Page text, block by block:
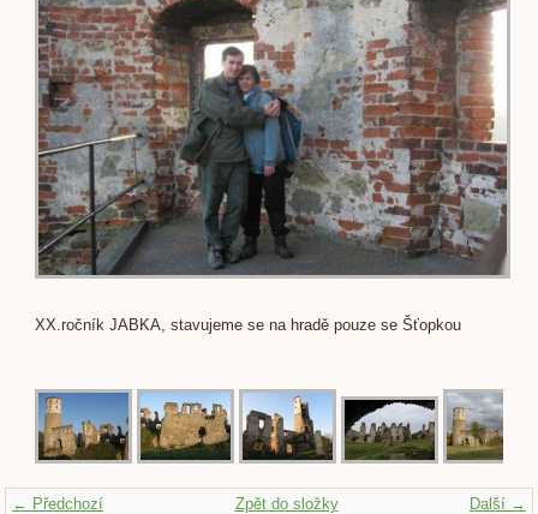
XX.ročník JABKA, stavujeme se na hradě pouze se Šťopkou
← Předchozí Další →
Zpět do složky